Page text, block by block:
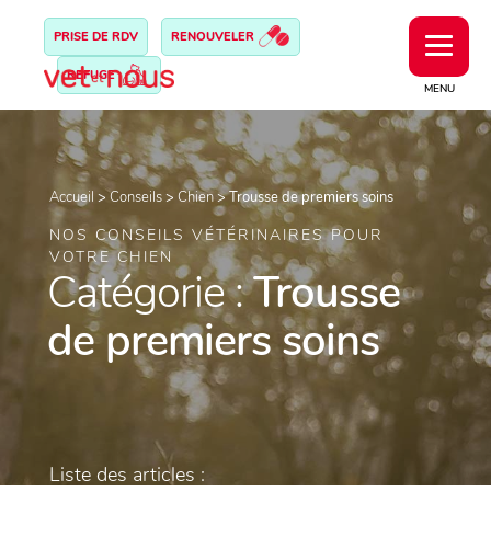
MENU
PRISE DE RDV RENOUVELER
REFUGE
Accueil >Conseils> Chien>Trousse de premiers soins
NOS CONSEILS VÉTÉRINAIRES POUR
VOTRE CHIEN
Catégorie :Trousse
de premiers soins
Liste des articles :